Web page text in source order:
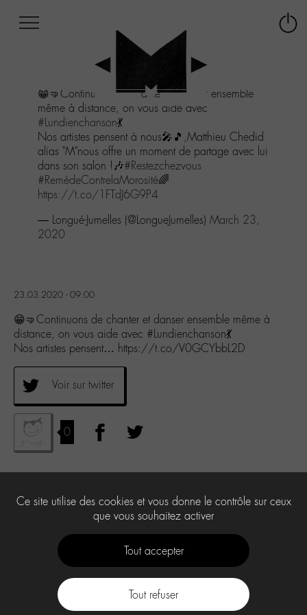
menu
Aller
contenu
Aller
recherche
😁🤜Continuons de chanter et danser ensemble
même à distance, on vous aide avec
#Lundienchanson💃
Nos artistes pensent à nous🎤🎵,Matthieu Chedid
alias "M"nous offre un moment de partage avec lui
dans son salon !🎶#Restezchezvous
#RemèdeContrelaMorosité🌈
https://t.co/1FTdJ6G9P4
— Longué-Jumelles (@LongueJumelles) March 23,
2020
23.03.2020 - 09:00
😁🤜Continuons de chanter et danser ensemble même à
distance, on vous aide avec #Lundienchanson💃
Nos artistes pensent… https://t.co/V0GCYbbL2D
Voir sur twitter
0
Ce site utilise des cookies et vous donne le contrôle sur ceux
que vous souhaitez activer
Tout accepter
Tout refuser